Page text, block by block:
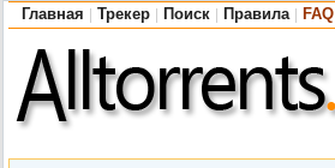
Главная Трекер Поиск Правила FAQ